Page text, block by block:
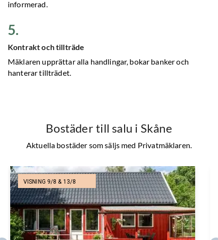
informerad.
5.
Kontrakt och tillträde
Mäklaren upprättar alla handlingar, bokar banker och
hanterar tillträdet.
Bostäder till salu i Skåne
Aktuella bostäder som säljs med Privatmäklaren.
VISNING 9/8 & 13/8